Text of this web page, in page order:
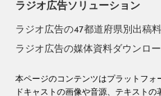
ラジオ広告ソリューション
ラジオ広告の47都道府県別出稿
ラジオ広告の媒体資料ダウンロ
本ページのコンテンツはプラットフォ
ドキャストの画像や音源、テキストの